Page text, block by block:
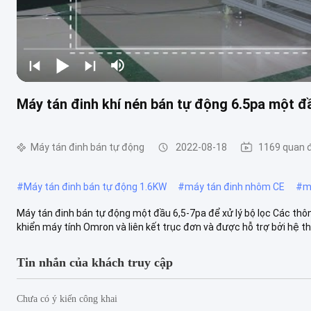
Máy tán đinh khí nén bán tự động 6.5pa một
Máy tán đinh bán tự động 2022-08-18 1169 quan
#Máy tán đinh bán tự động 1.6KW #máy tán đinh nhôm CE #
Máy tán đinh bán tự động một đầu 6,5-7pa để xử lý bộ lọc Các
khiển máy tính Omron và liên kết trục đơn và được hỗ trợ bởi hệ
Tin nhắn của khách truy cập
Chưa có ý kiến ​​công khai